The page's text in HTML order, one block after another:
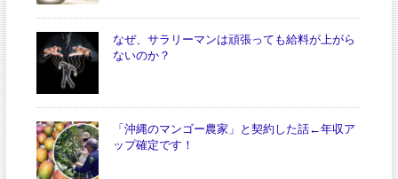
なぜ、サラリーマンは頑張っても給料が上がら
ないのか？
「沖縄のマンゴー農家」と契約した話←年収ア
ップ確定です！